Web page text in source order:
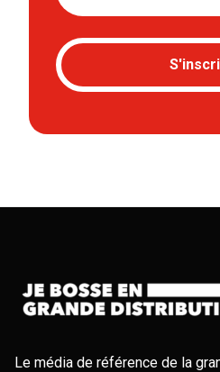
Le média de référence de la